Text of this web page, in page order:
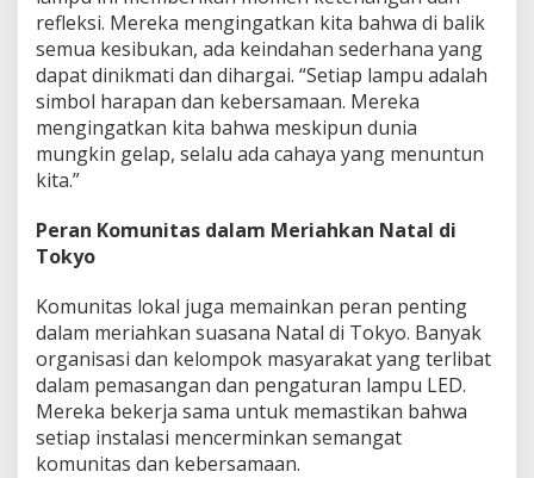
refleksi. Mereka mengingatkan kita bahwa di balik
semua kesibukan, ada keindahan sederhana yang
dapat dinikmati dan dihargai. “Setiap lampu adalah
simbol harapan dan kebersamaan. Mereka
mengingatkan kita bahwa meskipun dunia
mungkin gelap, selalu ada cahaya yang menuntun
kita.”
Peran Komunitas dalam Meriahkan Natal di
Tokyo
Komunitas lokal juga memainkan peran penting
dalam meriahkan suasana Natal di Tokyo. Banyak
organisasi dan kelompok masyarakat yang terlibat
dalam pemasangan dan pengaturan lampu LED.
Mereka bekerja sama untuk memastikan bahwa
setiap instalasi mencerminkan semangat
komunitas dan kebersamaan.